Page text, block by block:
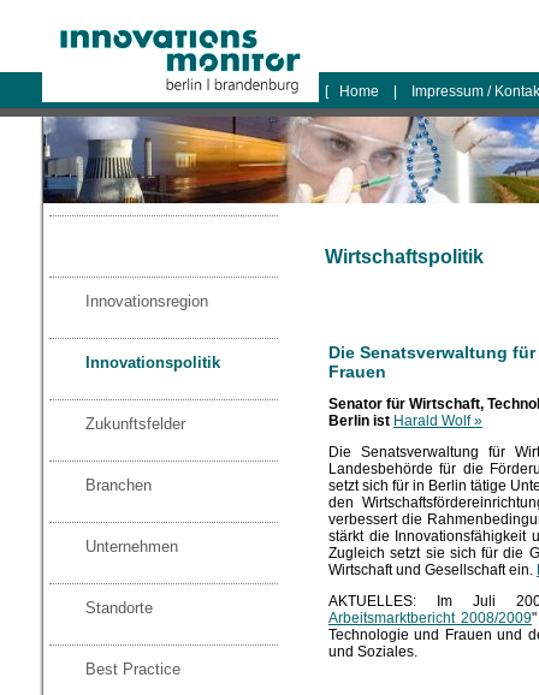
logo
[ Home Impressum /
Innovationsregion
Innovationspolitik
Zukunftsfelder
Branchen
Unternehmen
Standorte
Best Practice
Wirtschaftspolitik
Die Senatsverwaltung
Frauen
Senator für Wirtschaft,
Berlin ist Harald Wolf »
Die Senatsverwaltung für
Landesbehörde für die
setzt sich für in Berlin tätige
den
verbessert die
stärkt die Innovationsfähigkeit
Zugleich setzt sie sich für die
Wirtschaft und Gesellschaft ein.
AKTUELLES: Im Juli
Arbeitsmarktbericht 2008/2009
Technologie und Frauen und
und Soziales.